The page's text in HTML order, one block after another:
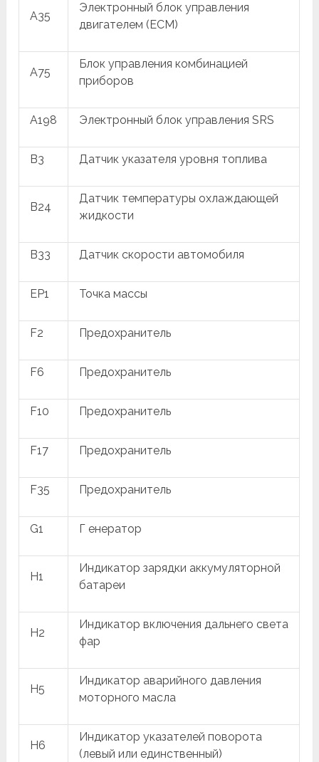
A35
Электронный блок управления
двигателем (ECM)
A75
Блок управления комбинацией
приборов
A198 Электронный блок управления SRS
B3 Датчик указателя уровня топлива
B24
Датчик температуры охлаждающей
жидкости
B33 Датчик скорости автомобиля
EP1 Точка массы
F2 Предохранитель
F6 Предохранитель
F10 Предохранитель
F17 Предохранитель
F35 Предохранитель
G1 Г енератор
H1
Индикатор зарядки аккумуляторной
батареи
H2
Индикатор включения дальнего света
фар
H5
Индикатор аварийного давления
моторного масла
H6
Индикатор указателей поворота
(левый или единственный)